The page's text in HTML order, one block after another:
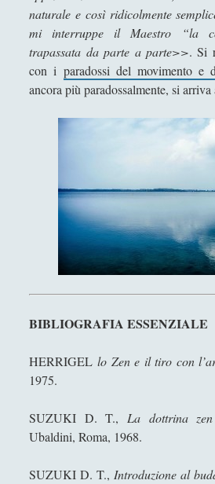
naturale e così ridicolmente
mi interruppe il Maestro “la
trapassata da parte a parte>>. Si
con i paradossi del movimento e
ancora più paradossalmente, si
BIBLIOGRAFIA ESSENZIALE
HERRIGEL lo Zen e il tiro con
1975.
SUZUKI D. T., La dottrina
Ubaldini, Roma, 1968.
SUZUKI D. T., Introduzione al